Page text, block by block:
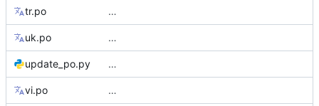
tr.po …
uk.po …
update_po.py …
vi.po …